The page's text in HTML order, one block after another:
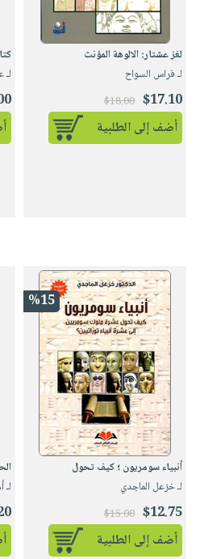
لغز عشتار: الالوهة المؤنث
لـ فراس السواح
$17.10
$18.00
أضف إلى الطلبية
%15
أنبياء سومريون ؛ كيف تحول
لـ خزعل الماجدي
$12.75
$15.00
أضف إلى الطلبية